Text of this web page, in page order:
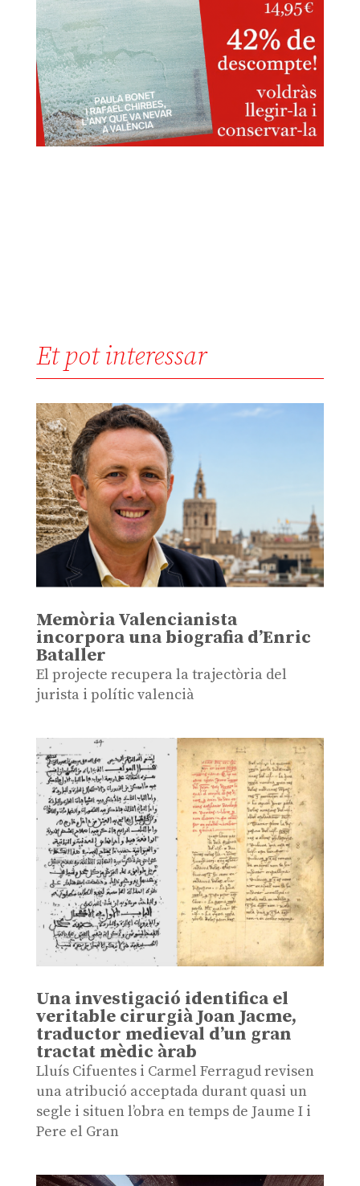
Et pot interessar
Memòria Valencianista
incorpora una biografia d’Enric
Bataller
El projecte recupera la trajectòria del
jurista i polític valencià
Una investigació identifica el
veritable cirurgià Joan Jacme,
traductor medieval d’un gran
tractat mèdic àrab
Lluís Cifuentes i Carmel Ferragud revisen
una atribució acceptada durant quasi un
segle i situen l’obra en temps de Jaume I i
Pere el Gran